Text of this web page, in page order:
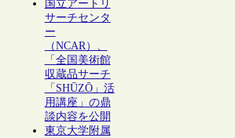
国立アートリ
サーチセンタ
ー
（NCAR）、
「全国美術館
収蔵品サーチ
「SHŪZŌ」活
用講座」の鼎
談内容を公開
東京大学附属